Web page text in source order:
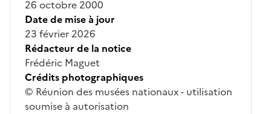
26 octobre 2000
Date de mise à jour
23 février 2026
Rédacteur de la notice
Frédéric Maguet
Crédits photographiques
© Réunion des musées nationaux - utilisation
soumise à autorisation